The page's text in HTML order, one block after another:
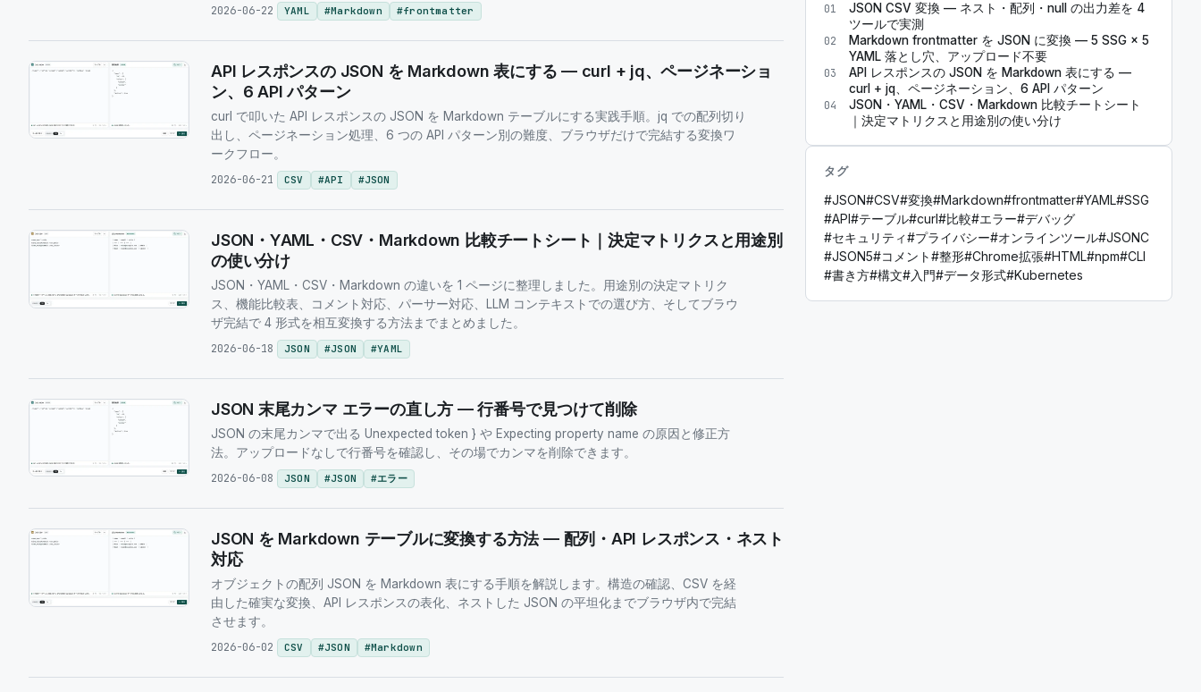
2026-06-22
YAML #Markdown #frontmatter
API レスポンスの JSON を Markdown 表にする — curl + jq、ページネーショ
ン、6 API パターン
curl で叩いた API レスポンスの JSON を Markdown テーブルにする実践手順。jq での配列切り
出し、ページネーション処理、6 つの API パターン別の難度、ブラウザだけで完結する変換ワ
ークフロー。
2026-06-21
CSV #API #JSON
JSON・YAML・CSV・Markdown 比較チートシート｜決定マトリクスと用途別
の使い分け
JSON・YAML・CSV・Markdown の違いを 1 ページに整理しました。用途別の決定マトリク
ス、機能比較表、コメント対応、パーサー対応、LLM コンテキストでの選び方、そしてブラウ
ザ完結で 4 形式を相互変換する方法までまとめました。
2026-06-18
JSON #JSON #YAML
JSON 末尾カンマ エラーの直し方 — 行番号で見つけて削除
JSON の末尾カンマで出る Unexpected token } や Expecting property name の原因と修正方
法。アップロードなしで行番号を確認し、その場でカンマを削除できます。
2026-06-08
JSON #JSON #エラー
JSON を Markdown テーブルに変換する方法 — 配列・API レスポンス・ネスト
対応
オブジェクトの配列 JSON を Markdown 表にする手順を解説します。構造の確認、CSV を経
由した確実な変換、API レスポンスの表化、ネストした JSON の平坦化までブラウザ内で完結
させます。
2026-06-02
CSV #JSON #Markdown
01
JSON CSV 変換 — ネスト・配列・null の出力差を 4
ツールで実測
02
Markdown frontmatter を JSON に変換 — 5 SSG × 5
YAML 落とし穴、アップロード不要
03
API レスポンスの JSON を Markdown 表にする —
curl + jq、ページネーション、6 API パターン
04
JSON・YAML・CSV・Markdown 比較チートシート
｜決定マトリクスと用途別の使い分け
タグ
#JSON#CSV#変換#Markdown#frontmatter#YAML#SSG
#API#テーブル#curl#比較#エラー#デバッグ
#セキュリティ#プライバシー#オンラインツール#JSONC
#JSON5#コメント#整形#Chrome拡張#HTML#npm#CLI
#書き方#構文#入門#データ形式#Kubernetes